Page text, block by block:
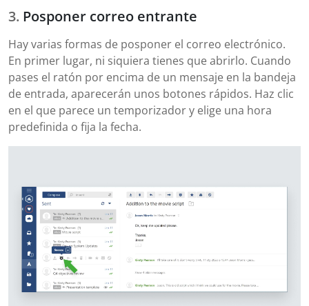
Posponer correo entrante
Hay varias formas de posponer el correo electrónico.
En primer lugar, ni siquiera tienes que abrirlo. Cuando
pases el ratón por encima de un mensaje en la bandeja
de entrada, aparecerán unos botones rápidos. Haz clic
en el que parece un temporizador y elige una hora
predefinida o fija la fecha.